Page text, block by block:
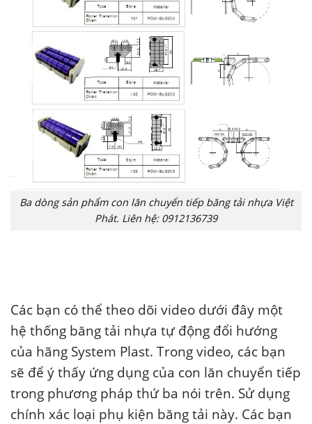
Ba dòng sản phẩm con lăn chuyển tiếp băng tải nhựa Việt
Phát. Liên hệ: 0912136739
Các bạn có thể theo dõi video dưới đây một
hệ thống băng tải nhựa tự động đổi hướng
của hãng System Plast. Trong video, các bạn
sẽ để ý thấy ứng dụng của con lăn chuyển tiếp
trong phương pháp thứ ba nói trên. Sử dụng
chính xác loại phụ kiện băng tải này. Các bạn